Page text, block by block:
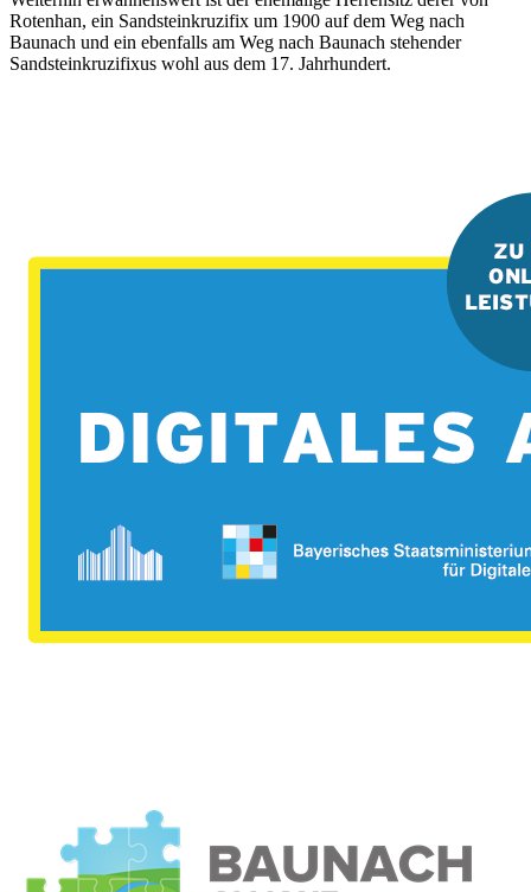
Rotenhan, ein Sandsteinkruzifix um 1900 auf dem Weg nach
Baunach und ein ebenfalls am Weg nach Baunach stehender
Sandsteinkruzifixus wohl aus dem 17. Jahrhundert.